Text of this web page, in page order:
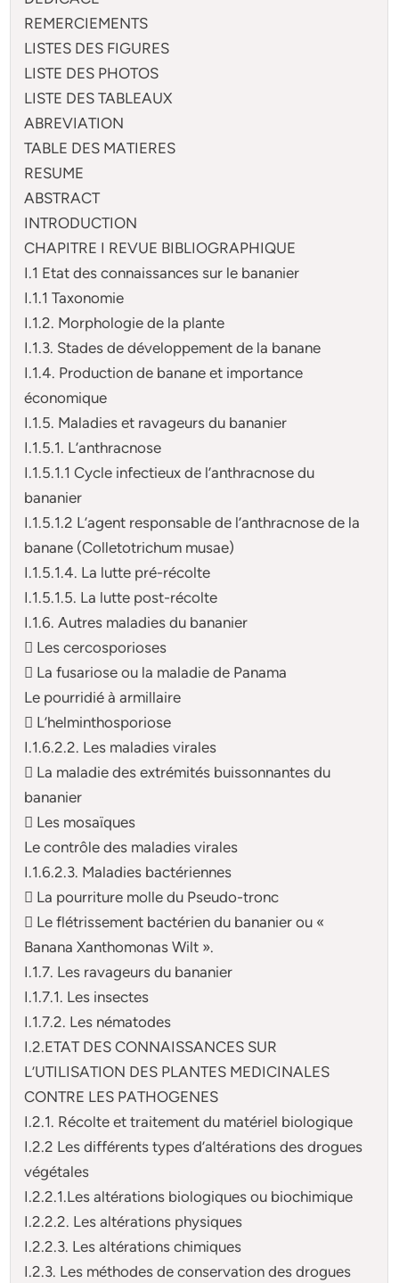
REMERCIEMENTS
LISTES DES FIGURES
LISTE DES PHOTOS
LISTE DES TABLEAUX
ABREVIATION
TABLE DES MATIERES
RESUME
ABSTRACT
INTRODUCTION
CHAPITRE I REVUE BIBLIOGRAPHIQUE
I.1 Etat des connaissances sur le bananier
I.1.1 Taxonomie
I.1.2. Morphologie de la plante
I.1.3. Stades de développement de la banane
I.1.4. Production de banane et importance
économique
I.1.5. Maladies et ravageurs du bananier
I.1.5.1. L’anthracnose
I.1.5.1.1 Cycle infectieux de l’anthracnose du
bananier
I.1.5.1.2 L’agent responsable de l’anthracnose de la
banane (Colletotrichum musae)
I.1.5.1.4. La lutte pré-récolte
I.1.5.1.5. La lutte post-récolte
I.1.6. Autres maladies du bananier
 Les cercosporioses
 La fusariose ou la maladie de Panama
Le pourridié à armillaire
 L’helminthosporiose
I.1.6.2.2. Les maladies virales
 La maladie des extrémités buissonnantes du
bananier
 Les mosaïques
Le contrôle des maladies virales
I.1.6.2.3. Maladies bactériennes
 La pourriture molle du Pseudo-tronc
 Le flétrissement bactérien du bananier ou «
Banana Xanthomonas Wilt ».
I.1.7. Les ravageurs du bananier
I.1.7.1. Les insectes
I.1.7.2. Les nématodes
I.2.ETAT DES CONNAISSANCES SUR
L’UTILISATION DES PLANTES MEDICINALES
CONTRE LES PATHOGENES
I.2.1. Récolte et traitement du matériel biologique
I.2.2 Les différents types d’altérations des drogues
végétales
I.2.2.1.Les altérations biologiques ou biochimique
I.2.2.2. Les altérations physiques
I.2.2.3. Les altérations chimiques
I.2.3. Les méthodes de conservation des drogues